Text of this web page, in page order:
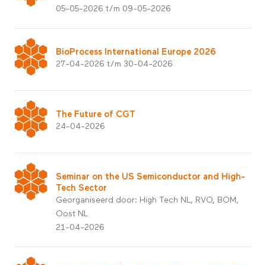
05-05-2026 t/m 09-05-2026
BioProcess International Europe 2026
27-04-2026 t/m 30-04-2026
The Future of CGT
24-04-2026
Seminar on the US Semiconductor and High-
Tech Sector
Georganiseerd door: High Tech NL, RVO, BOM,
Oost NL
21-04-2026